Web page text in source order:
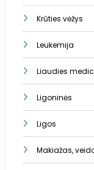
Krūties vėžys
Leukemija
Liaudies
Ligoninės
Ligos
Makiažas,